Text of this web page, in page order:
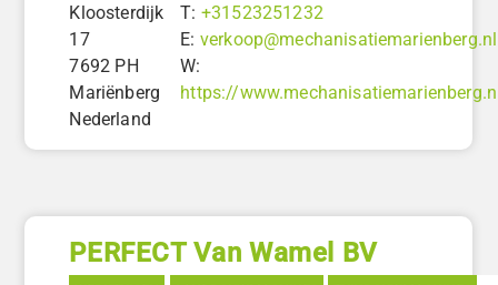
Kloosterdijk
17
7692 PH
Mariënberg
Nederland
T: +31523251232
E: verkoop@mechanisatiemarienberg.nl
W:
https://
PERFECT Van Wamel BV